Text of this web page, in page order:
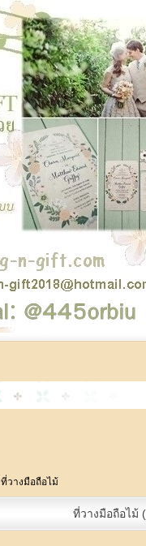
ที่วางมือถือไม้
ที่วางมือถือไม้